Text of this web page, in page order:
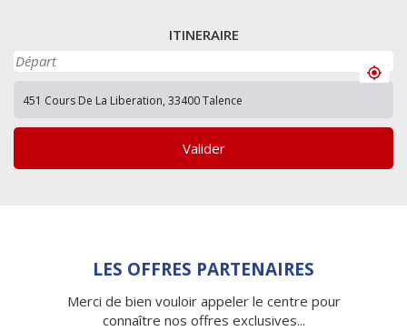
ITINERAIRE
Valider
LES OFFRES PARTENAIRES
Merci de bien vouloir appeler le centre pour
connaître nos offres exclusives...